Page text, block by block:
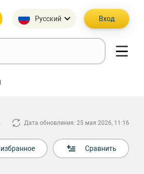
Русский Вход
Дата обновления: 25 мая 2026, 11:16
Сравнить